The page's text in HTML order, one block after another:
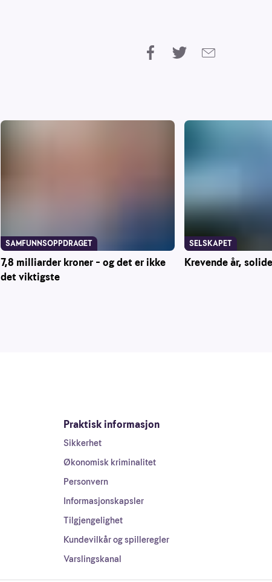
7,8 milliarder kroner – og det er ikke
det viktigste
SAMFUNNSOPPDRAGET
Krevende år,
SELSKAPET
Praktisk informasjon
Sikkerhet
Økonomisk kriminalitet
Personvern
Informasjonskapsler
Tilgjengelighet
Kundevilkår og spilleregler
Varslingskanal